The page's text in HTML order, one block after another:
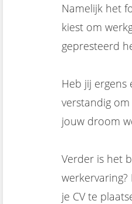
Namelijk het
kiest om
gepresteerd
Heb jij ergens
verstandig
jouw droom
Verder is het
je CV te